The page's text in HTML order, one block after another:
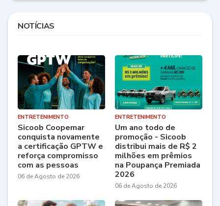
NOTÍCIAS
ENTRETENIMENTO
Sicoob Coopemar
conquista novamente
a certificação GPTW e
reforça compromisso
com as pessoas
06 de Agosto de 2026
ENTRETENIMENTO
Um ano todo de
promoção - Sicoob
distribui mais de R$ 2
milhões em prêmios
na Poupança Premiada
2026
06 de Agosto de 2026